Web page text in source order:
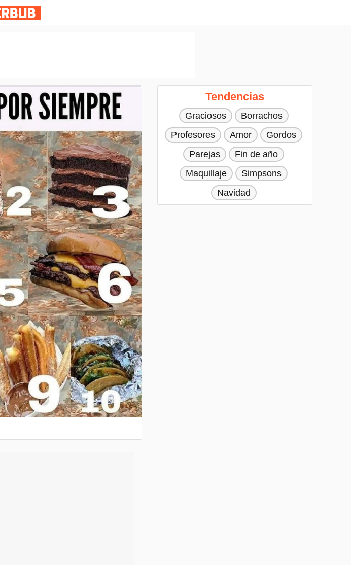
Tendencias
Graciosos
Borrachos
Profesores
Amor
Gordos
Parejas
Fin de año
Maquillaje
Simpsons
Navidad